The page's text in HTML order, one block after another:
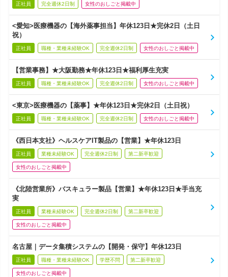
正社員 完全週休2日制 女性のおしごと掲載中
<愛知>医療機器の【海外薬事担当】年休123日★完休2日（土日
祝）
正社員 職種・業種未経験OK 完全週休2日制 女性のおしごと掲載中
【営業事務】★大阪勤務★年休123日★福利厚生充実
正社員 職種・業種未経験OK 完全週休2日制 女性のおしごと掲載中
<東京>医療機器の【薬事】★年休123日★完休2日（土日祝）
正社員 職種・業種未経験OK 完全週休2日制 女性のおしごと掲載中
《西日本支社》ヘルスケアIT製品の【営業】★年休123日
正社員 業種未経験OK 完全週休2日制 第二新卒歓迎
女性のおしごと掲載中
《北陸営業所》バスキュラー製品【営業】★年休123日★手当充
実
正社員 業種未経験OK 完全週休2日制 第二新卒歓迎
女性のおしごと掲載中
名古屋｜データ集積システムの【開発・保守】年休123日
正社員 職種・業種未経験OK 学歴不問 第二新卒歓迎
女性のおしごと掲載中